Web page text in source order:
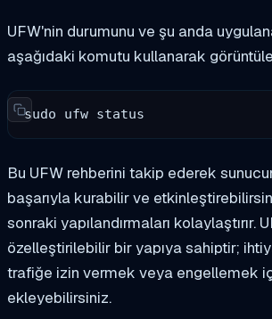
UFW'nin durumunu ve şu anda
aşağıdaki komutu kullanarak
sudo ufw status
Bu UFW rehberini takip ederek
başarıyla kurabilir ve
sonraki yapılandırmaları kolaylaştırır.
özelleştirilebilir bir yapıya sahiptir;
trafiğe izin vermek veya engellemek
ekleyebilirsiniz.